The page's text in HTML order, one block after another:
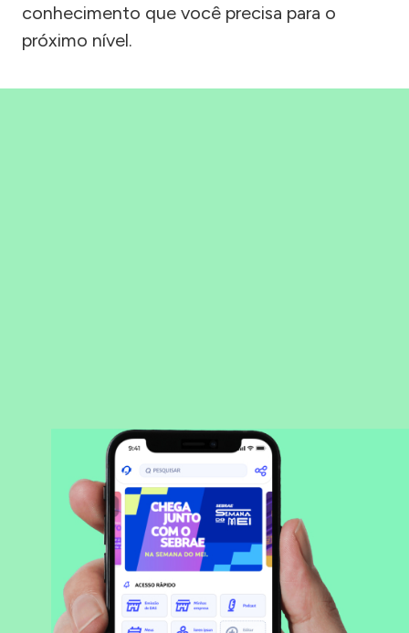
conhecimento que você precisa para o
próximo nível.